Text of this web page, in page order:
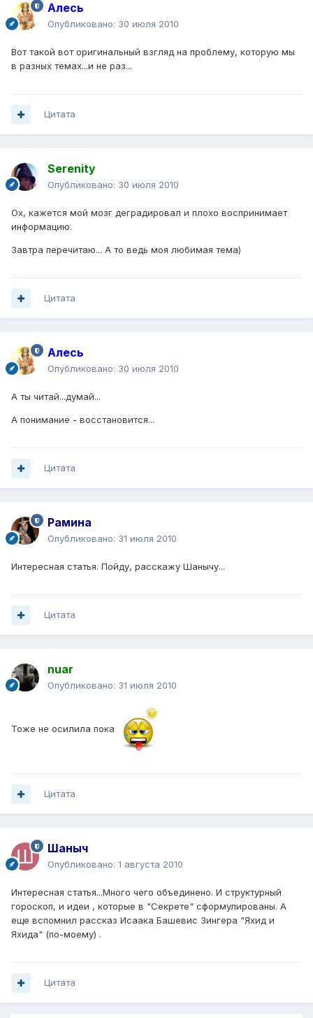
Алесь
Опубликовано: 30 июля 2010
Вот такой вот оригинальный взгляд на проблему, которую мы
в разных темах...и не раз...
Цитата
Serenity
Опубликовано: 30 июля 2010
Ох, кажется мой мозг деградировал и плохо воспринимает
информацию.
Завтра перечитаю... А то ведь моя любимая тема)
Цитата
Алесь
Опубликовано: 30 июля 2010
А ты читай...думай...
А понимание - восстановится...
Цитата
Рамина
Опубликовано: 31 июля 2010
Интересная статья. Пойду, расскажу Шанычу...
Цитата
nuar
Опубликовано: 31 июля 2010
Тоже не осилила пока
Цитата
Шаныч
Опубликовано: 1 августа 2010
Интересная статья...Много чего объединено. И структурный
гороскоп, и идеи , которые в "Секрете" сформулированы. А
еще вспомнил рассказ Исаака Башевис Зингера "Яхид и
Яхида" (по-моему) .
Цитата